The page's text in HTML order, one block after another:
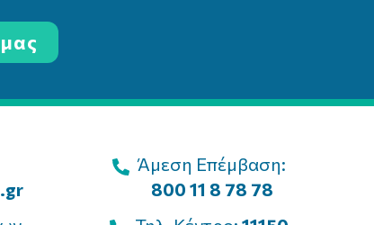
Άμεση Επέμβαση:
800 11 8 78 78